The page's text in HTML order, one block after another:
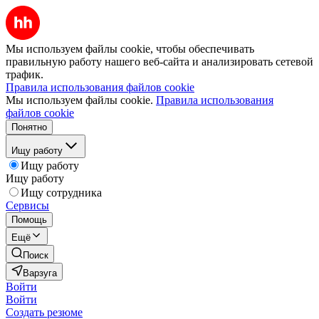
Мы используем файлы cookie, чтобы обеспечивать
правильную работу нашего веб-сайта и анализировать сетевой
трафик.
Правила использования файлов cookie
Мы используем файлы cookie. Правила использования
файлов cookie
Понятно
Ищу работу
Ищу работу
Ищу работу
Ищу сотрудника
Сервисы
Помощь
Ещё
Поиск
Варзуга
Войти
Войти
Создать резюме